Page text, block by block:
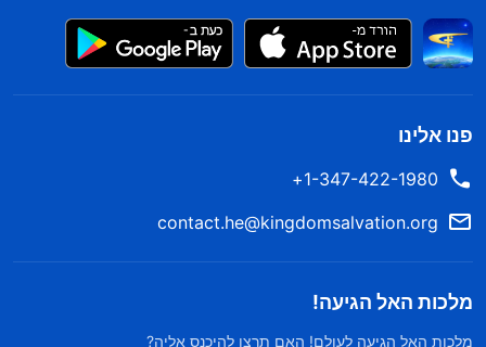
פנו אלינו
1-347-422-1980+
contact.he@kingdomsalvation.org
מלכות האל הגיעה!
מלכות האל הגיעה לעולם! האם תרצו להיכנס אליה?